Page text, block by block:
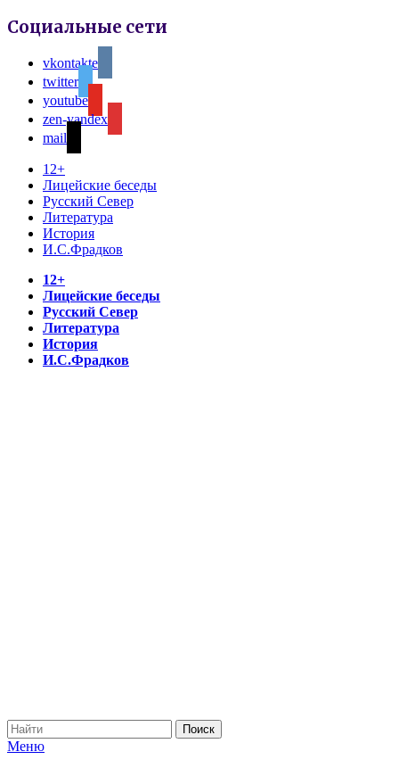
Социальные сети
vkontakte
twitter
youtube
zen-yandex
mail
12+
Лицейские беседы
Русский Север
Литература
История
И.С.Фрадков
12+
Лицейские беседы
Русский Север
Литература
История
И.С.Фрадков
Меню